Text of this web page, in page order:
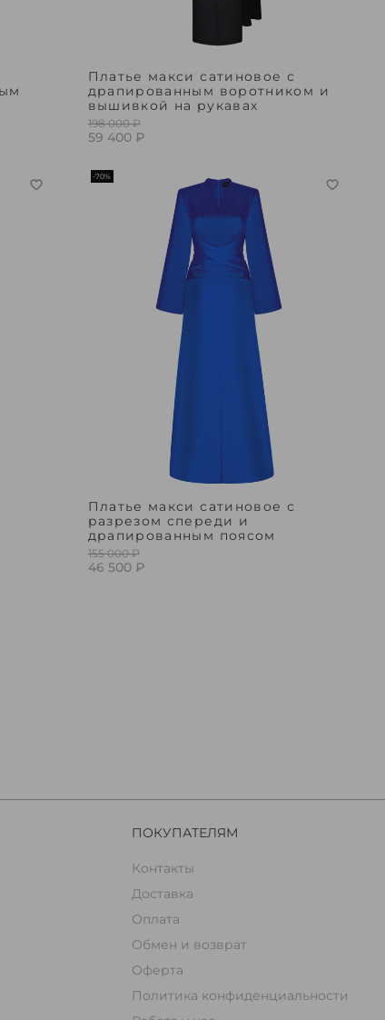
Платье макси сатиновое с
драпированным воротником и
вышивкой на рукавах
198 000 ₽
59 400 ₽
-70%
Платье макси сатиновое с
разрезом спереди и
драпированным поясом
155 000 ₽
46 500 ₽
ПОКУПАТЕЛЯМ
Контакты
Доставка
Оплата
Обмен и возврат
Оферта
Политика конфиденциальности